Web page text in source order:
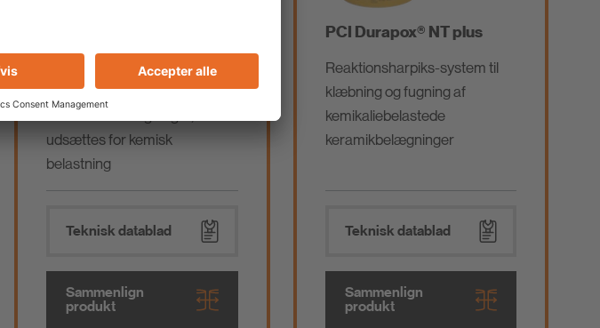
Reaktionsharpiks-bindemiddel
til klæbning og fugning af
keramiske belægninger, der
udsættes for kemisk
belastning
Teknisk datablad
Sammenlign
produkt
PCI Durapox® NT plus
Reaktionsharpiks-system til
klæbning og fugning af
kemikaliebelastede
keramikbelægninger
Teknisk datablad
Sammenlign
produkt